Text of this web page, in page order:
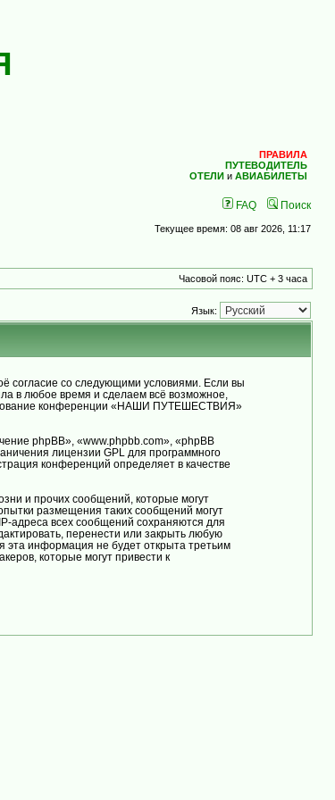
ПРАВИЛА
ПУТЕВОДИТЕЛЬ
ОТЕЛИ и АВИАБИЛЕТЫ
FAQ Поиск
Текущее время: 08 авг 2026, 11:17
Часовой пояс: UTC + 3 часа
Язык:
со следующими условиями. Если вы
в любое время и сделаем всё возможное,
конференции «НАШИ ПУТЕШЕСТВИЯ»
phpBB», «www.phpbb.com», «phpBB
лицензии GPL для программного
конференций определяет в качестве
и прочих сообщений, которые могут
размещения таких сообщений могут
адреса всех сообщений сохраняются для
перенести или закрыть любую
эта информация не будет открыта третьим
которые могут привести к